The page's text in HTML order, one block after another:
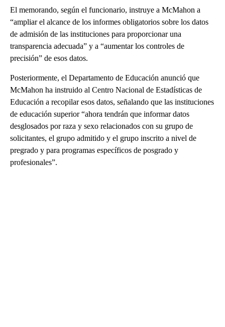
El memorando, según el funcionario, instruye a McMahon a
“ampliar el alcance de los informes obligatorios sobre los datos
de admisión de las instituciones para proporcionar una
transparencia adecuada” y a “aumentar los controles de
precisión” de esos datos.
Posteriormente, el Departamento de Educación anunció que
McMahon ha instruido al Centro Nacional de Estadísticas de
Educación a recopilar esos datos, señalando que las instituciones
de educación superior “ahora tendrán que informar datos
desglosados por raza y sexo relacionados con su grupo de
solicitantes, el grupo admitido y el grupo inscrito a nivel de
pregrado y para programas específicos de posgrado y
profesionales”.